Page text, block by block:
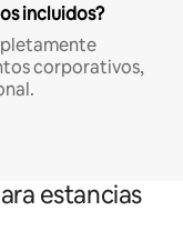
incluidos?
corporativos,
estancias